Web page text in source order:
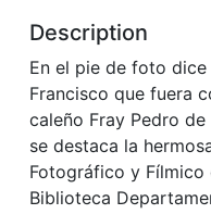
Description
En el pie de foto
Francisco que fuera
caleño Fray Pedro
se destaca la
Fotográfico y Fílmico
Biblioteca